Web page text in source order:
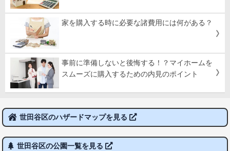
家を購入する時に必要な諸費用には何がある？
事前に準備しないと後悔する！？マイホームを
スムーズに購入するための内見のポイント
世田谷区のハザードマップを見る
世田谷区の公園一覧を見る